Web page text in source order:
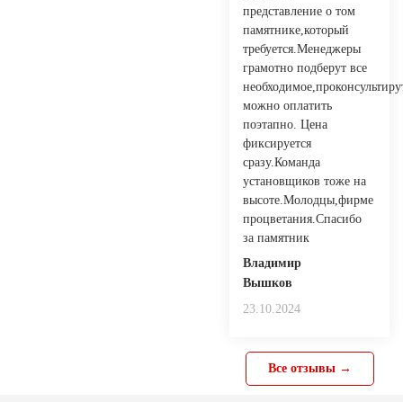
представление о том
памятнике,который
требуется.Менеджеры
грамотно подберут все
можно оплатить
поэтапно. Цена
фиксируется
сразу.Команда
установщиков тоже на
высоте.Молодцы,фирме
процветания.Спасибо
за памятник
Владимир
Вышков
23.10.2024
Все отзывы →